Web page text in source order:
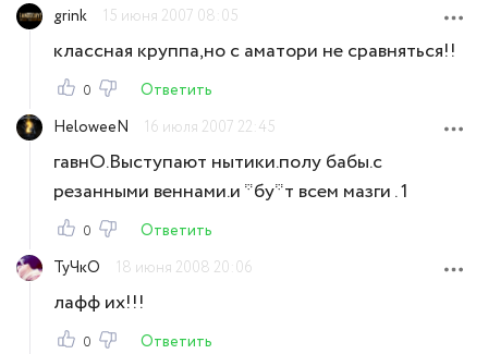
grink
15 июня 2007 08:05
классная круппа,но с аматори не сравняться!!
0
Ответить
HeloweeN
16 июля 2007 22:45
гавнО.Выступают нытики.полу бабы.с
резанными веннами.и *бу*т всем мазги . 1
0
Ответить
ТуЧкО
18 июня 2008 20:06
лафф их!!!
0 Ответить